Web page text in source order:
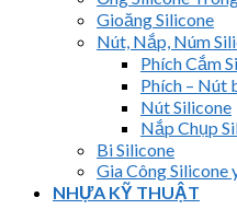
Gioăng Silicone
Nút, Nắp, Núm
Phích Cắm
Phích – Nút
Nút Silicone
Nắp Chụp
Bi Silicone
Gia Công Silicone
NHỰA KỸ THUẬT